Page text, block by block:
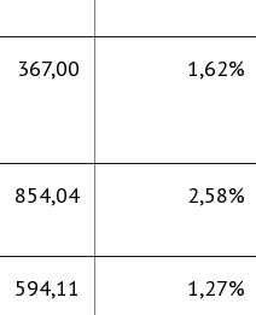
367,00 1,62%
854,04 2,58%
594,11 1,27%